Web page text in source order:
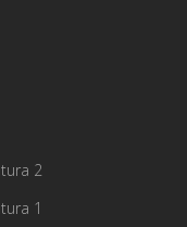
2
1